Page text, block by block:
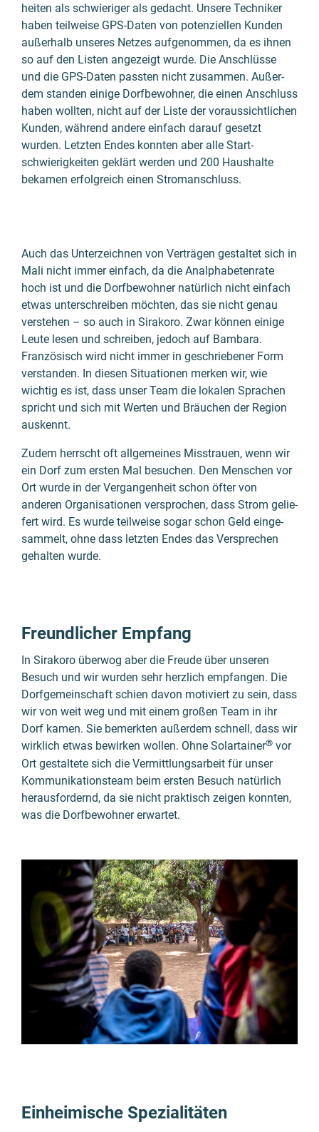
heiten als schwieri­ger als gedacht. Unsere Techniker
haben teil­weise GPS-Daten von potenziel­len Kunden
außer­halb unseres Netzes aufge­nommen, da es ihnen
so auf den Listen ange­zeigt wurde. Die Anschlüsse
und die GPS-Daten passten nicht zusammen. Außer­
dem standen einige Dorf­be­wohner, die einen Anschluss
haben wollten, nicht auf der Liste der voraus­sicht­li­chen
Kunden, während andere einfach darauf gesetzt
wurden. Letzten Endes konnten aber alle Start­
schwierig­keiten geklärt werden und 200 Haus­halte
bekamen erfolg­reich einen Strom­an­schluss.
Auch das Unter­zeich­nen von Verträ­gen gestal­tet sich in
Mali nicht immer einfach, da die Analpha­beten­rate
hoch ist und die Dorf­be­woh­ner natür­lich nicht einfach
etwas unter­schrei­ben möchten, das sie nicht genau
verstehen – so auch in Sirakoro. Zwar können einige
Leute lesen und schrei­ben, jedoch auf Bambara.
Franzö­sisch wird nicht immer in geschrie­bener Form
verstan­den. In diesen Situa­tio­nen merken wir, wie
wichtig es ist, dass unser Team die lokalen Sprachen
spricht und sich mit Werten und Bräuchen der Region
auskennt.
Zudem herrscht oft allge­meines Miss­trauen, wenn wir
ein Dorf zum ersten Mal besuchen. Den Menschen vor
Ort wurde in der Vergan­gen­heit schon öfter von
anderen Organi­satio­nen versprochen, dass Strom gelie­
fert wird. Es wurde teil­weise sogar schon Geld einge­
sammelt, ohne dass letzten Endes das Versprechen
gehal­ten wurde.
Freundlicher Empfang
In Sirakoro überwog aber die Freude über unseren
Besuch und wir wurden sehr herz­lich empfan­gen. Die
Dorf­ge­mein­schaft schien davon moti­viert zu sein, dass
wir von weit weg und mit einem großen Team in ihr
Dorf kamen. Sie bemerk­ten außer­dem schnell, dass wir
wirk­lich etwas bewir­ken wollen. Ohne Solartainer® vor
Ort gestal­tete sich die Vermittlungs­arbeit für unser
Kommuni­kations­team beim ersten Besuch natür­lich
heraus­for­dernd, da sie nicht prak­tisch zeigen konnten,
was die Dorf­be­wohner erwar­tet.
Einheimische Spezialitäten